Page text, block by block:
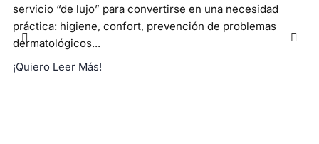
servicio “de lujo” para convertirse en una necesidad
práctica: higiene, confort, prevención de problemas
dermatológicos...
¡Quiero Leer Más!